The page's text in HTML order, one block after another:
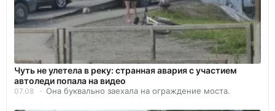
Чуть не улетела в реку: странная авария с участием
автоледи попала на видео
07.08 Она буквально заехала на ограждение моста.